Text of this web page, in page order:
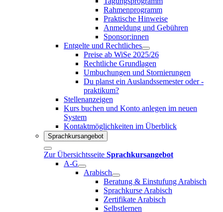
Rahmenprogramm
Praktische Hinweise
Anmeldung und Gebühren
Sponsor:innen
Entgelte und Rechtliches
Preise ab WiSe 2025/26
Rechtliche Grundlagen
Umbuchungen und Stornierungen
Du planst ein Auslandssemester oder -
praktikum?
Stellenanzeigen
Kurs buchen und Konto anlegen im neuen
System
Kontaktmöglichkeiten im Überblick
Sprachkursangebot
Zur Übersichtsseite Sprachkursangebot
A-G
Arabisch
Beratung & Einstufung Arabisch
Sprachkurse Arabisch
Zertifikate Arabisch
Selbstlernen